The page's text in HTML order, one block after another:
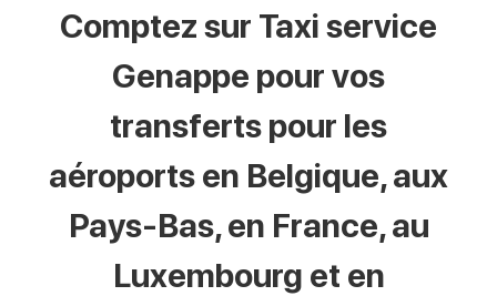
Comptez sur Taxi service
Genappe pour vos
transferts pour les
aéroports en Belgique, aux
Pays-Bas, en France, au
Luxembourg et en